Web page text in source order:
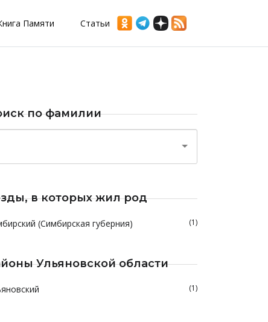
Памяти Статьи
по фамилии
в которых жил род
(Симбирская губерния) (1)
Ульяновской области
(1)